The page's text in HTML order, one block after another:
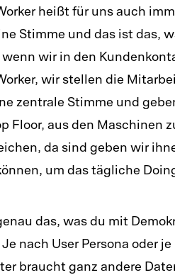
heißt für uns auch
Stimme und das ist das,
wir in den
wir stellen die
zentrale Stimme und
Floor, aus den Maschinen
da sind geben wir
um das tägliche
das, was du mit
nach User Persona oder
braucht ganz andere